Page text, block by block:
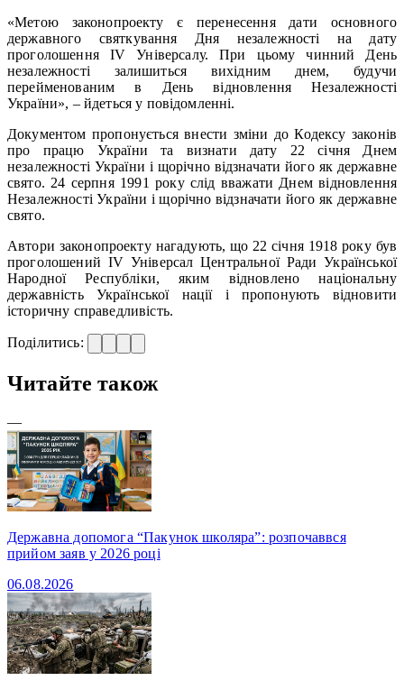
«Метою законопроекту є перенесення дати основного
державного святкування Дня незалежності на дату
проголошення IV Універсалу. При цьому чинний День
незалежності залишиться вихідним днем, будучи
перейменованим в День відновлення Незалежності
України», – йдеться у повідомленні.
Документом пропонується внести зміни до Кодексу законів
про працю України та визнати дату 22 січня Днем
незалежності України і щорічно відзначати його як державне
свято. 24 серпня 1991 року слід вважати Днем відновлення
Незалежності України і щорічно відзначати його як державне
свято.
Автори законопроекту нагадують, що 22 січня 1918 року був
проголошений IV Універсал Центральної Ради Української
Народної Республіки, яким відновлено національну
державність Української нації і пропонують відновити
історичну справедливість.
Поділитись:
Читайте також
—
Державна допомога “Пакунок школяра”: розпочаввся
прийом заяв у 2026 році
06.08.2026